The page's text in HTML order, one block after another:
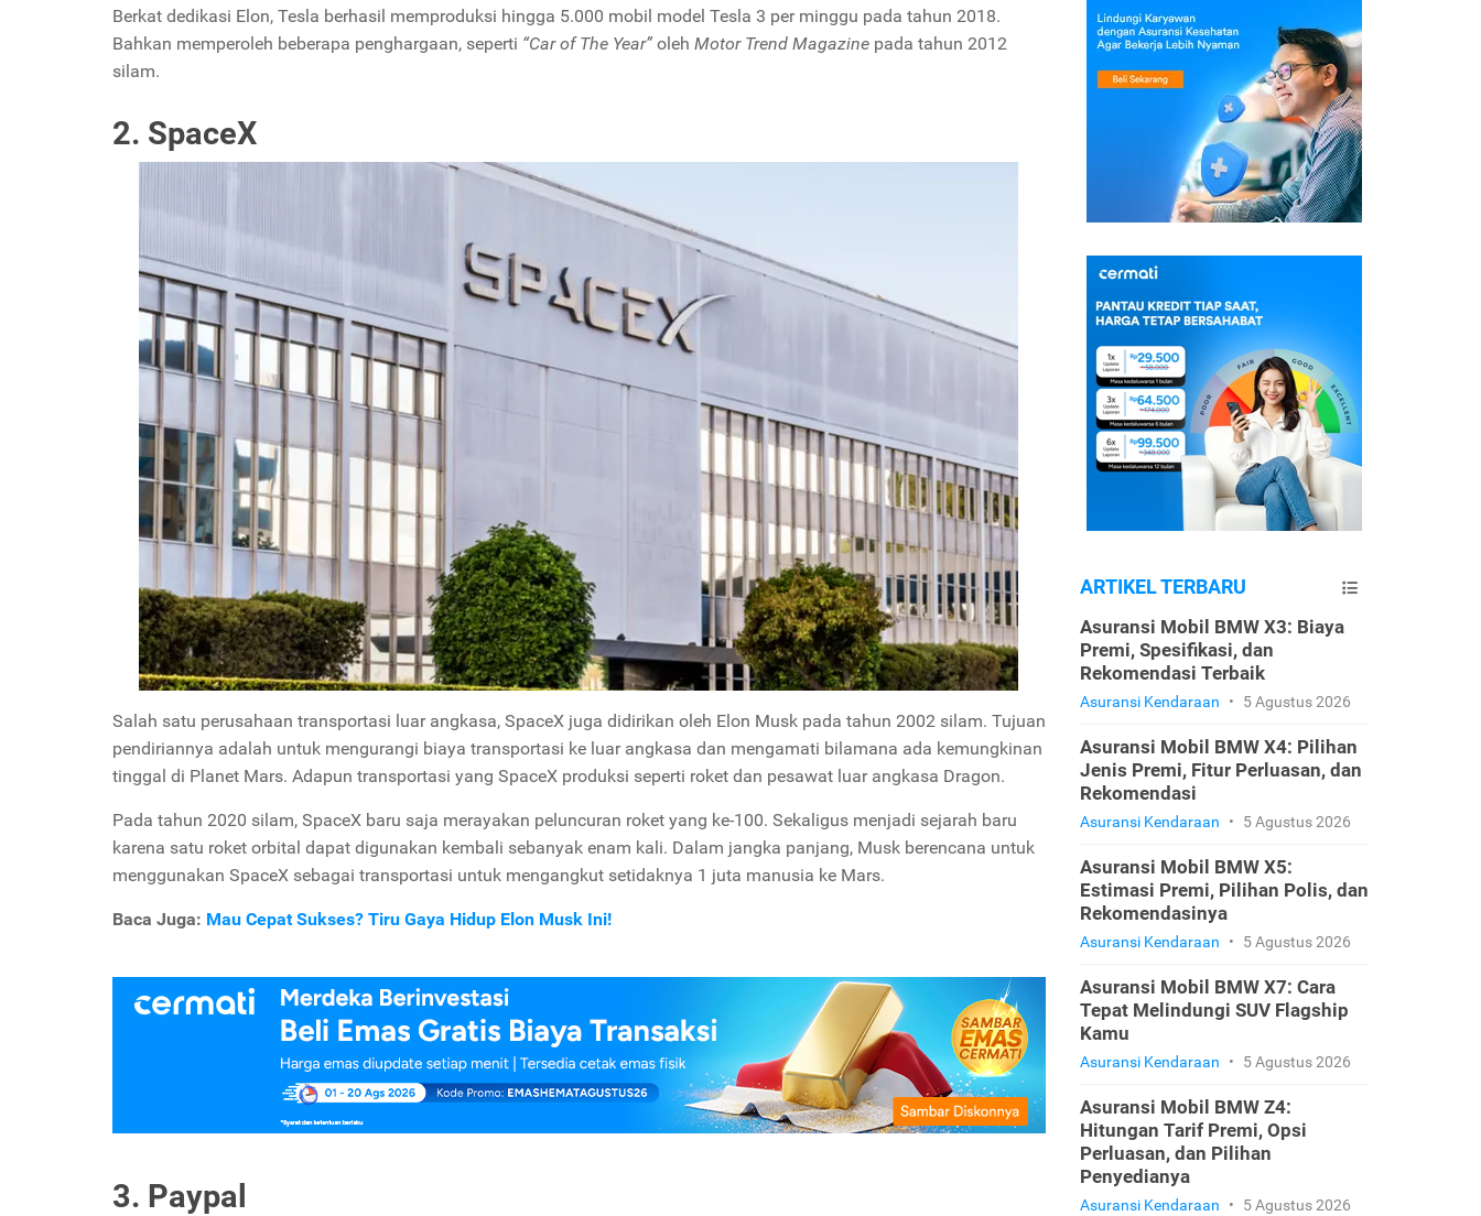
Berkat dedikasi Elon, Tesla berhasil memproduksi hingga 5.000 mobil model Tesla 3 per minggu pada tahun 2018.
Bahkan memperoleh beberapa penghargaan, seperti “Car of The Year” oleh Motor Trend Magazine pada tahun 2012
silam.
2. SpaceX
Salah satu perusahaan transportasi luar angkasa, SpaceX juga didirikan oleh Elon Musk pada tahun 2002 silam. Tujuan
pendiriannya adalah untuk mengurangi biaya transportasi ke luar angkasa dan mengamati bilamana ada kemungkinan
tinggal di Planet Mars. Adapun transportasi yang SpaceX produksi seperti roket dan pesawat luar angkasa Dragon.
Pada tahun 2020 silam, SpaceX baru saja merayakan peluncuran roket yang ke-100. Sekaligus menjadi sejarah baru
karena satu roket orbital dapat digunakan kembali sebanyak enam kali. Dalam jangka panjang, Musk berencana untuk
menggunakan SpaceX sebagai transportasi untuk mengangkut setidaknya 1 juta manusia ke Mars.
Baca Juga: Mau Cepat Sukses? Tiru Gaya Hidup Elon Musk Ini!
3. Paypal
ARTIKEL TERBARU
Asuransi Mobil BMW X3: Biaya
Premi, Spesifikasi, dan
Rekomendasi Terbaik
Asuransi Kendaraan • 5 Agustus 2026
Asuransi Mobil BMW X4: Pilihan
Jenis Premi, Fitur Perluasan, dan
Rekomendasi
Asuransi Kendaraan • 5 Agustus 2026
Asuransi Mobil BMW X5:
Estimasi Premi, Pilihan Polis, dan
Rekomendasinya
Asuransi Kendaraan • 5 Agustus 2026
Asuransi Mobil BMW X7: Cara
Tepat Melindungi SUV Flagship
Kamu
Asuransi Kendaraan • 5 Agustus 2026
Asuransi Mobil BMW Z4:
Hitungan Tarif Premi, Opsi
Perluasan, dan Pilihan
Penyedianya
Asuransi Kendaraan • 5 Agustus 2026